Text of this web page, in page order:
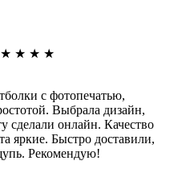
★ ★ ★ ★
с фотопечатью,
Выбрала дизайн,
сделали онлайн. Качество
яркие. Быстро доставили,
Рекомендую!